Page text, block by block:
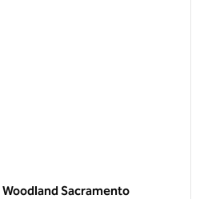
Woodland Sacramento